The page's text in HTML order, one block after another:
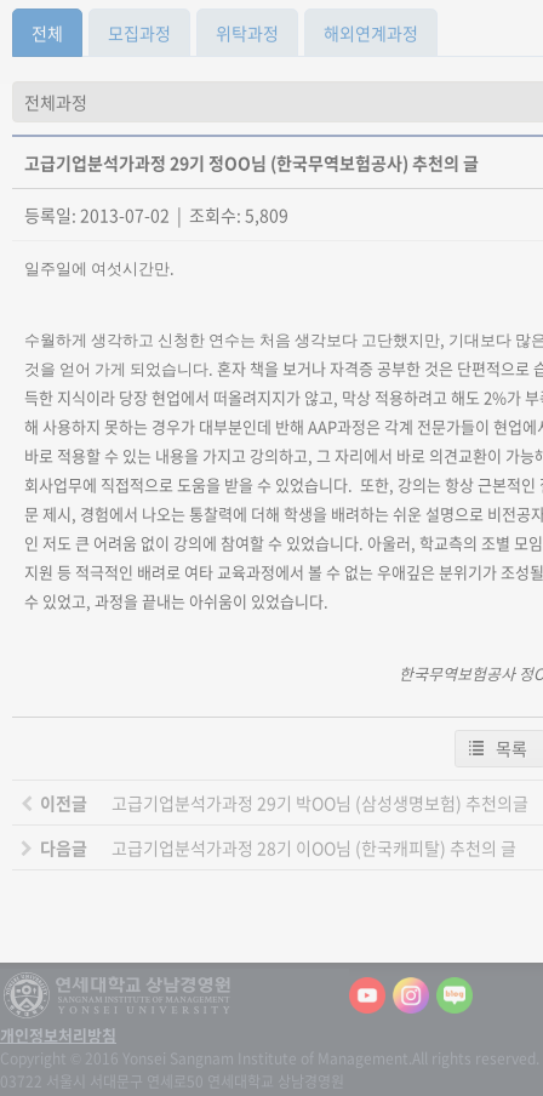
전체 모집과정 위탁과정 해외연계과정
고급기업분석가과정 29기 정OO님 (한국무역보험공사) 추천의 글
등록일: 2013-07-02 | 조회수: 5,809
일주일에 여섯시간만.
수월하게 생각하고 신청한 연수는 처음 생각보다 고단했지만, 기대보다 많
것을 얻어 가게 되었습니다. 혼자 책을 보거나 자격증 공부한 것은 단편적으로
득한 지식이라 당장 현업에서 떠올려지지가 않고, 막상 적용하려고 해도 2%가
해 사용하지 못하는 경우가 대부분인데 반해 AAP과정은 각계 전문가들이 현업에
바로 적용할 수 있는 내용을 가지고 강의하고, 그 자리에서 바로 의견교환이 가능
회사업무에 직접적으로 도움을 받을 수 있었습니다. 또한, 강의는 항상 근본적인
문 제시, 경험에서 나오는 통찰력에 더해 학생을 배려하는 쉬운 설명으로 비전공
인 저도 큰 어려움 없이 강의에 참여할 수 있었습니다. 아울러, 학교측의 조별 모임
지원 등 적극적인 배려로 여타 교육과정에서 볼 수 없는 우애깊은 분위기가 조성될
수 있었고, 과정을 끝내는 아쉬움이 있었습니다.
한국무역보험공사 정
목록
이전글
고급기업분석가과정 29기 박OO님 (삼성생명보험) 추천의글
다음글
고급기업분석가과정 28기 이OO님 (한국캐피탈) 추천의 글
개인정보처리방침
Copyright © 2016 Yonsei Sangnam Institute of Management.All rights reserved.
03722 서울시 서대문구 연세로50 연세대학교 상남경영원